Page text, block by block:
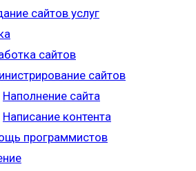
сайтов услуг
сайтов
сайтов
Наполнение сайта
Написание контента
программистов